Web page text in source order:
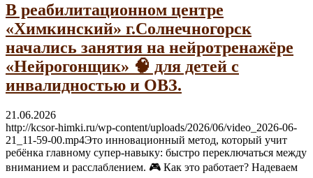
В реабилитационном центре
«Химкинский» г.Солнечногорск
начались занятия на нейротренажёре
«Нейрогонщик» 🧠 для детей с
инвалидностью и ОВЗ.
21.06.2026
http://kcsor-himki.ru/wp-content/uploads/2026/06/video_2026-06-
21_11-59-00.mp4Это инновационный метод, который учит
ребёнка главному супер-навыку: быстро переключаться между
вниманием и расслаблением. 🎮 Как это работает? Надеваем